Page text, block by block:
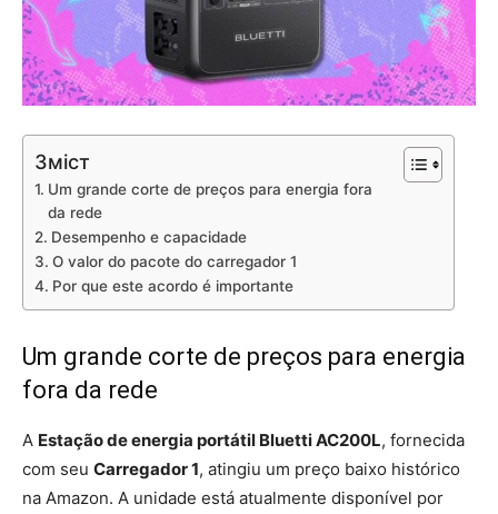
Зміст
Um grande corte de preços para energia fora
da rede
Desempenho e capacidade
O valor do pacote do carregador 1
Por que este acordo é importante
Um grande corte de preços para energia
fora da rede
A Estação de energia portátil Bluetti AC200L, fornecida
com seu Carregador 1, atingiu um preço baixo histórico
na Amazon. A unidade está atualmente disponível por